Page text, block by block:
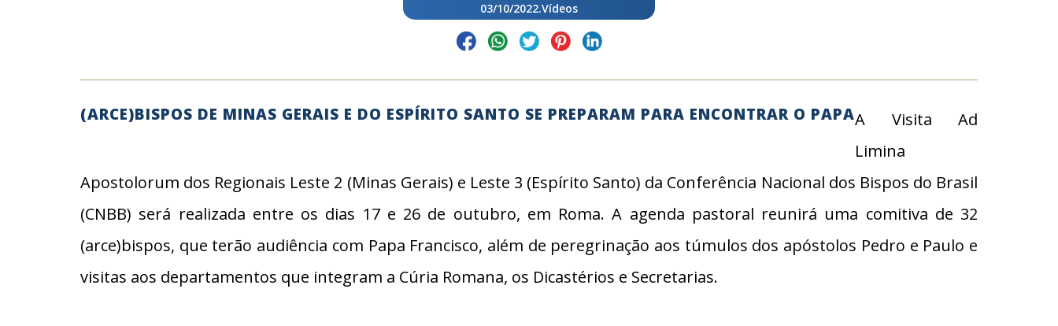
03/10/2022.Vídeos
(ARCE)BISPOS DE MINAS GERAIS E DO ESPÍRITO SANTO SE PREPARAM PARA ENCONTRAR O PAPAA Visita Ad
Limina
Apostolorum dos Regionais Leste 2 (Minas Gerais) e Leste 3 (Espírito Santo) da Conferência Nacional dos Bispos do Brasil
(CNBB) será realizada entre os dias 17 e 26 de outubro, em Roma. A agenda pastoral reunirá uma comitiva de 32
(arce)bispos, que terão audiência com Papa Francisco, além de peregrinação aos túmulos dos apóstolos Pedro e Paulo e
visitas aos departamentos que integram a Cúria Romana, os Dicastérios e Secretarias.